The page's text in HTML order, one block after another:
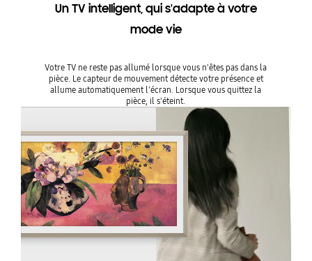
Un TV intelligent, qui s'adapte à votre
mode vie
Votre TV ne reste pas allumé lorsque vous n'êtes pas dans la
pièce. Le capteur de mouvement détecte votre présence et
allume automatiquement l'écran. Lorsque vous quittez la
pièce, il s'éteint.